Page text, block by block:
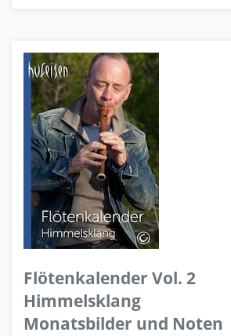
Flötenkalender Vol. 2
Himmelsklang
Monatsbilder und Noten